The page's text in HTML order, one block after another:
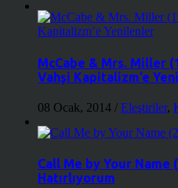
McCabe & Mrs. Miller
Vahşi Kapitalizm’e
08 Ocak, 2014 / Eleştiriler,
Call Me by Your Name
Hatırlıyorum